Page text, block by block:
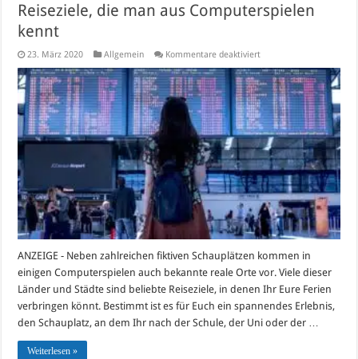
Reiseziele, die man aus Computerspielen
kennt
23. März 2020 Allgemein Kommentare deaktiviertfür
die
man
aus
Computerspielen
kennt
ANZEIGE - Neben zahlreichen fiktiven Schauplätzen kommen in
einigen Computerspielen auch bekannte reale Orte vor. Viele dieser
Länder und Städte sind beliebte Reiseziele, in denen Ihr Eure Ferien
verbringen könnt. Bestimmt ist es für Euch ein spannendes Erlebnis,
den Schauplatz, an dem Ihr nach der Schule, der Uni oder der …
Weiterlesen »